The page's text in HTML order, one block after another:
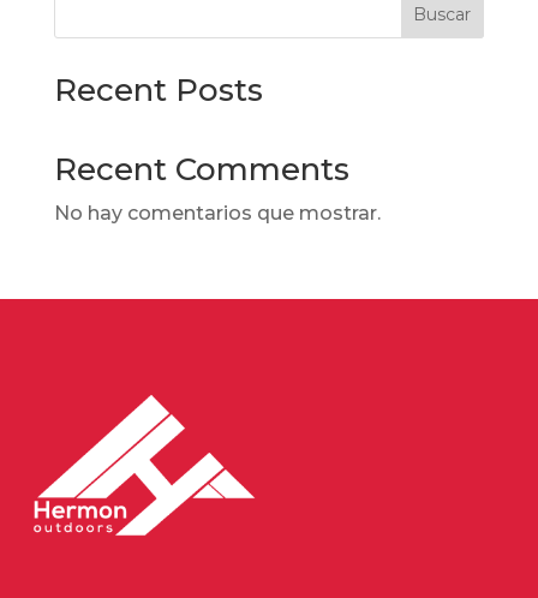
Buscar
Recent Posts
Recent Comments
No hay comentarios que mostrar.